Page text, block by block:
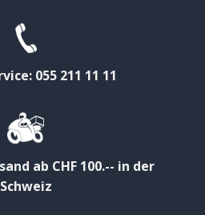
055 211 11 11
ab CHF 100.-- in der
Schweiz